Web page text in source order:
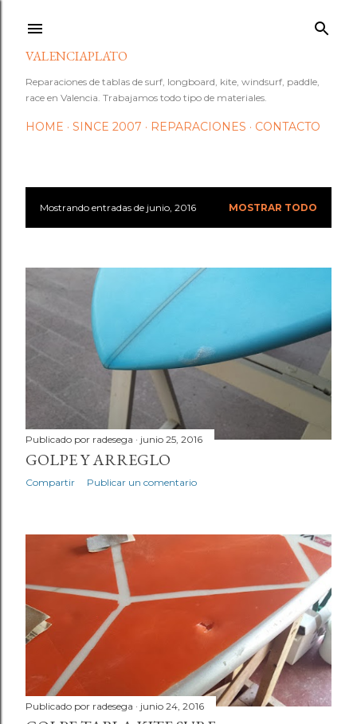
VALENCIAPLATO
Reparaciones de tablas de surf, longboard, kite, windsurf, paddle,
race en Valencia. Trabajamos todo tipo de materiales.
HOME SINCE 2007 REPARACIONES CONTACTO
E
n
t
r
a
d
a
s
Mostrando entradas de junio, 2016 MOSTRAR TODO
Publicado por radesega junio 25, 2016
GOLPE Y ARREGLO
Compartir Publicar un comentario
Publicado por radesega junio 24, 2016